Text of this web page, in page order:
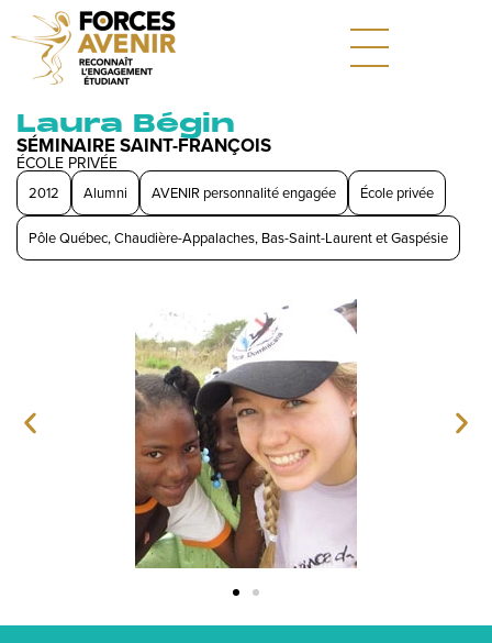
Laura Bégin
SÉMINAIRE SAINT-FRANÇOIS
ÉCOLE PRIVÉE
2012 Alumni AVENIR personnalité engagée École privée
Pôle Québec, Chaudière-Appalaches, Bas-Saint-Laurent et Gaspésie